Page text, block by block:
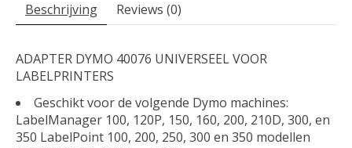
Beschrijving Reviews (0)
ADAPTER DYMO 40076 UNIVERSEEL VOOR
LABELPRINTERS
Geschikt voor de volgende Dymo machines:
LabelManager 100, 120P, 150, 160, 200, 210D, 300, en
350 LabelPoint 100, 200, 250, 300 en 350 modellen